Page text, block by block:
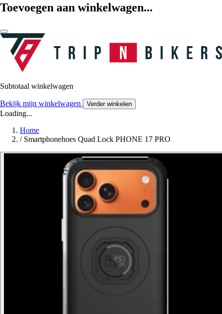
Toevoegen aan winkelwagen...
Subtotaal winkelwagen
Bekijk mijn winkelwagen Verder winkelen
Loading...
Home
/ Smartphonehoes Quad Lock PHONE 17 PRO